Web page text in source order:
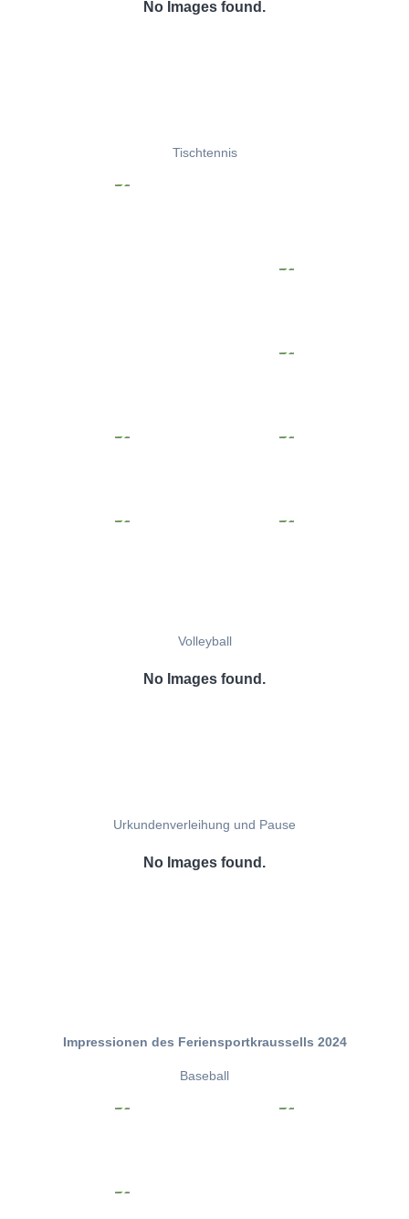
No Images found.
Tischtennis
Volleyball
No Images found.
Urkundenverleihung und Pause
No Images found.
Impressionen des Feriensportkraussells 2024
Baseball